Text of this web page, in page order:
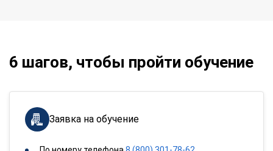
6 шагов, чтобы пройти обучение
Заявка на обучение